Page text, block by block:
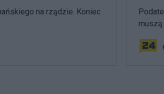
na rządzie. Koniec